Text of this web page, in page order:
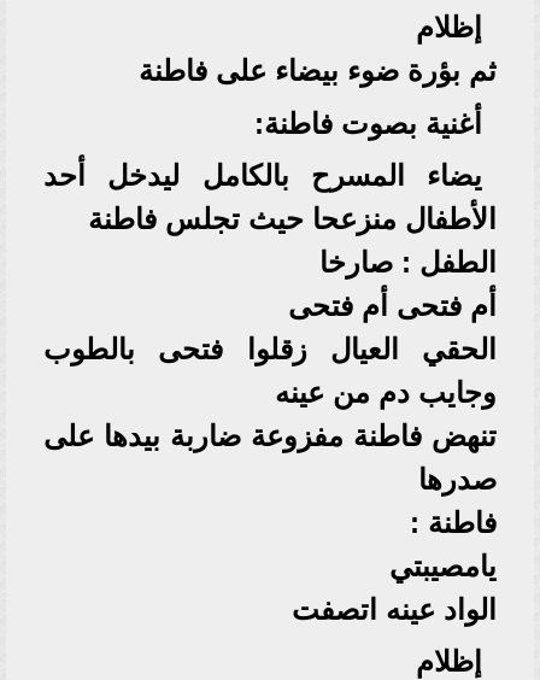
إظلام
ثم بؤرة ضوء بيضاء على فاطنة
أغنية بصوت فاطنة:
يضاء المسرح بالكامل ليدخل أحد
الأطفال منزعحا حيث تجلس فاطنة
الطفل : صارخا
أم فتحى أم فتحى
الحقي العيال زقلوا فتحى بالطوب
وجايب دم من عينه
تنهض فاطنة مفزوعة ضاربة بيدها على
صدرها
فاطنة :
يامصيبتي
الواد عينه اتصفت
إظلام